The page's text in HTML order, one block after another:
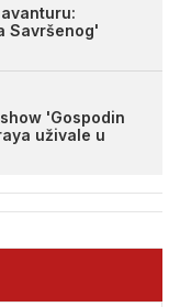
Savršenog'
'Gospodin
uživale u